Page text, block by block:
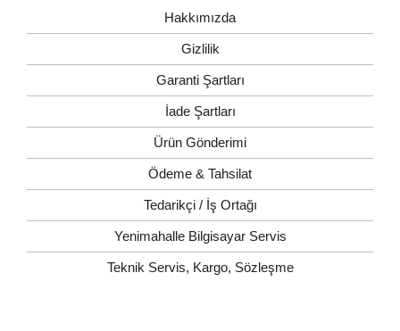
Hakkımızda
Gizlilik
Garanti Şartları
İade Şartları
Ürün Gönderimi
Ödeme & Tahsilat
Tedarikçi / İş Ortağı
Yenimahalle Bilgisayar Servis
Teknik Servis, Kargo, Sözleşme